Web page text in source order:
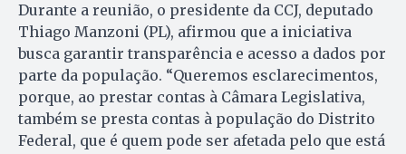
Durante a reunião, o presidente da CCJ, deputado
Thiago Manzoni (PL), afirmou que a iniciativa
busca garantir transparência e acesso a dados por
parte da população. “Queremos esclarecimentos,
porque, ao prestar contas à Câmara Legislativa,
também se presta contas à população do Distrito
Federal, que é quem pode ser afetada pelo que está